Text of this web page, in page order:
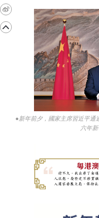
●新年前夕，國家主席習近平通
六年